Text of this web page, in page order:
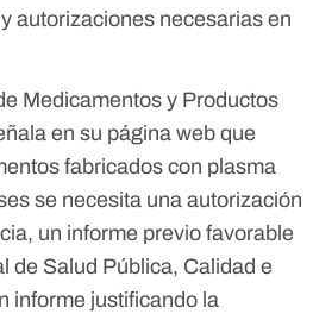
autorizaciones necesarias en
Medicamentos y Productos
en su página web que
fabricados con plasma
se necesita una autorización
un informe previo favorable
de Salud Pública, Calidad e
informe justificando la